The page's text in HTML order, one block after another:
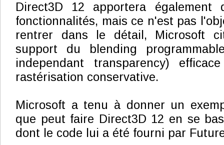
Direct3D 12 apportera également
fonctionnalités, mais ce n'est pas
rentrer dans le détail, Microsoft
support du blending
independant transparency)
rastérisation conservative.
Microsoft a tenu à donner un
que peut faire Direct3D 12 en se
dont le code lui a été fourni par